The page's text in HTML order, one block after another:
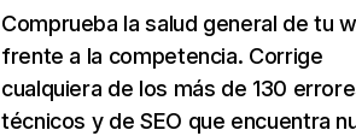
Comprueba la salud general de tu
frente a la competencia. Corrige
cualquiera de los más de 130
técnicos y de SEO que encuentra